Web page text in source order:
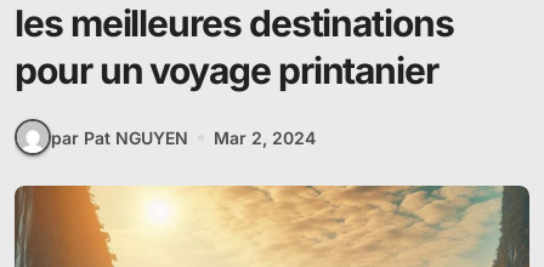
les meilleures destinations
pour un voyage printanier
par Pat NGUYEN Mar 2, 2024